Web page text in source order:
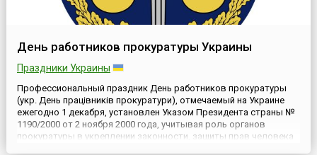
День работников прокуратуры Украины
Праздники Украины
Профессиональный праздник День работников прокуратуры
(укр. День працівників прокуратури), отмечаемый на Украине
ежегодно 1 декабря, установлен Указом Президента страны №
1190/2000 от 2 ноября 2000 года, учитывая роль органов
прокуратуры в укреплении законности, защиты прав человека